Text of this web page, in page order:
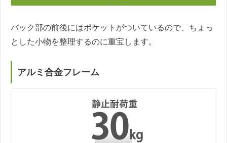
バック部の前後にはポケットがついているので、ちょっ
とした小物を整理するのに重宝します。
アルミ合金フレーム